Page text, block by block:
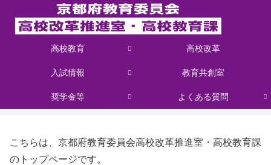
高校教育 高校改革
入試情報 教育共創室
奨学金等 よくある質問
こちらは、京都府教育委員会高校改革推進室・高校教育課
のトップページです。